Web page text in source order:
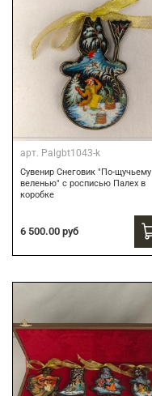
арт. Palgbt1043-k
Сувенир Снеговик "По-щучьему
веленью" с росписью Палех в
коробке
6 500.00 руб